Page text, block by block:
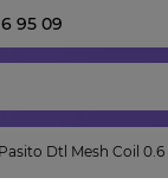
95 09
Dtl Mesh Coil